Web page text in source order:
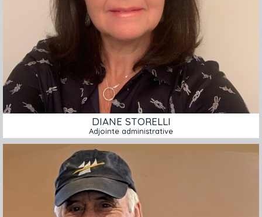
DIANE STORELLI
Adjointe administrative